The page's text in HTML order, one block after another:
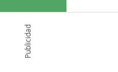
Publicidad